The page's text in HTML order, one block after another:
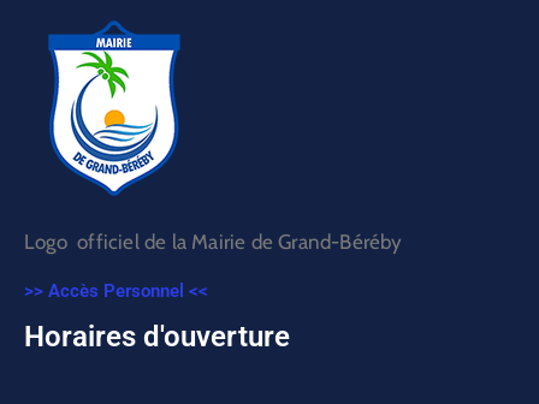
Logo officiel de la Mairie de Grand-Béréby
>> Accès Personnel <<
Horaires d'ouverture